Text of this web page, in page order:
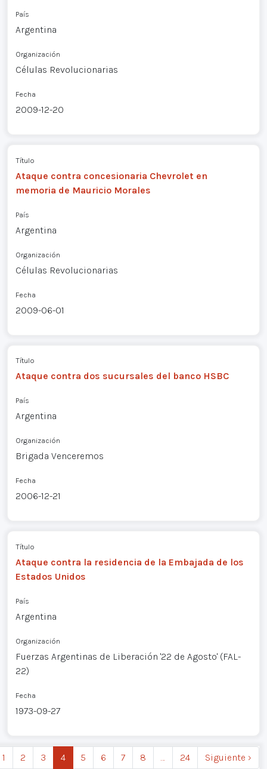
País
Argentina
Organización
Células Revolucionarias
Fecha
2009-12-20
Título
Ataque contra concesionaria Chevrolet en
memoria de Mauricio Morales
País
Argentina
Organización
Células Revolucionarias
Fecha
2009-06-01
Título
Ataque contra dos sucursales del banco HSBC
País
Argentina
Organización
Brigada Venceremos
Fecha
2006-12-21
Título
Ataque contra la residencia de la Embajada de los
Estados Unidos
País
Argentina
Organización
Fuerzas Argentinas de Liberación '22 de Agosto' (FAL-
22)
Fecha
1973-09-27
1 2 3 4 5 6 7 8 … 24 Siguiente ›